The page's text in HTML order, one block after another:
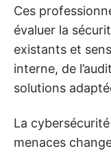
Ces
évaluer la
existants et
interne, de
solutions
La
menaces